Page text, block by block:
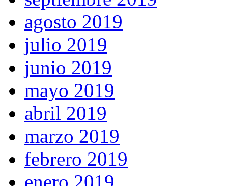
agosto 2019
julio 2019
junio 2019
mayo 2019
abril 2019
marzo 2019
febrero 2019